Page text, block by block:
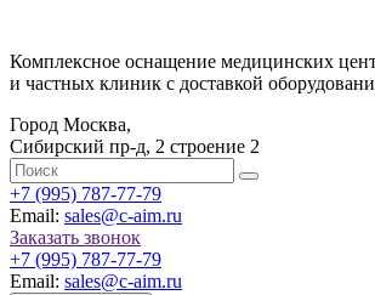
Комплексное оснащение медицинских
и частных клиник с доставкой
Город Москва,
Сибирский пр-д, 2 строение 2
‎+7 (995) 787-77-79
Email: sales@c-aim.ru
Заказать звонок
‎+7 (995) 787-77-79
Email: sales@c-aim.ru